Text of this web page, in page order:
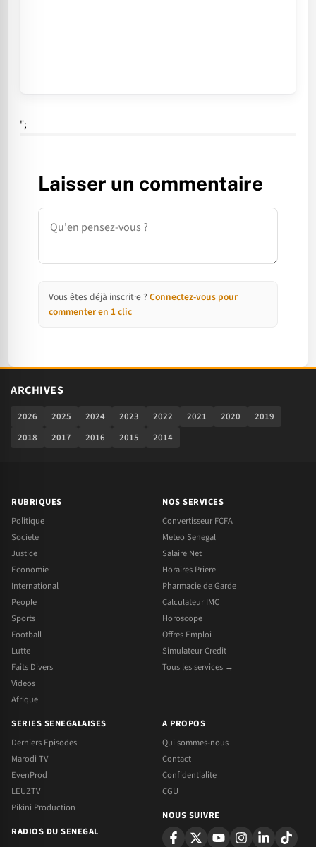
";
Laisser un commentaire
Commentaire
Vous êtes déjà inscrit·e ? Connectez-vous pour
commenter en 1 clic
ARCHIVES
2026 2025 2024 2023 2022 2021 2020
2019
2018
2017 2016 2015 2014
RUBRIQUES
Politique
Societe
Justice
Economie
International
People
Sports
Football
Lutte
Faits Divers
Videos
Afrique
NOS SERVICES
Convertisseur FCFA
Meteo Senegal
Salaire Net
Horaires Priere
Pharmacie de Garde
Calculateur IMC
Horoscope
Offres Emploi
Simulateur Credit
Tous les services →
SERIES SENEGALAISES
Derniers Episodes
Marodi TV
EvenProd
LEUZTV
Pikini Production
RADIOS DU SENEGAL
A PROPOS
Qui sommes-nous
Contact
Confidentialite
CGU
NOUS SUIVRE